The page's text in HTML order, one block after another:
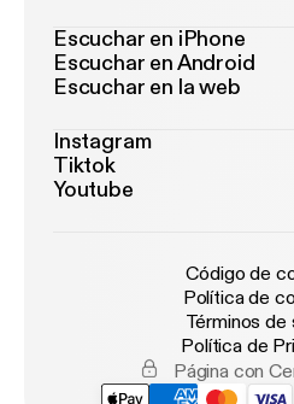
Escuchar en iPhone
Escuchar en Android
Escuchar en la web
Instagram
Tiktok
Youtube
Código de
Política de
Términos de
Política de
Página con